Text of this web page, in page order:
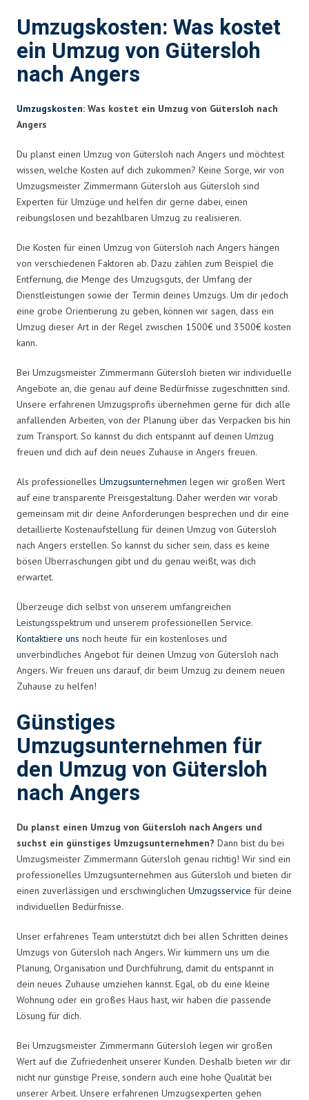
Umzugskosten: Was kostet
ein Umzug von Gütersloh
nach Angers
Umzugskosten: Was kostet ein Umzug von Gütersloh nach
Angers
Du planst einen Umzug von Gütersloh nach Angers und möchtest
wissen, welche Kosten auf dich zukommen? Keine Sorge, wir von
Umzugsmeister Zimmermann Gütersloh aus Gütersloh sind
Experten für Umzüge und helfen dir gerne dabei, einen
reibungslosen und bezahlbaren Umzug zu realisieren.
Die Kosten für einen Umzug von Gütersloh nach Angers hängen
von verschiedenen Faktoren ab. Dazu zählen zum Beispiel die
Entfernung, die Menge des Umzugsguts, der Umfang der
Dienstleistungen sowie der Termin deines Umzugs. Um dir jedoch
eine grobe Orientierung zu geben, können wir sagen, dass ein
Umzug dieser Art in der Regel zwischen 1500€ und 3500€ kosten
kann.
Bei Umzugsmeister Zimmermann Gütersloh bieten wir individuelle
Angebote an, die genau auf deine Bedürfnisse zugeschnitten sind.
Unsere erfahrenen Umzugsprofis übernehmen gerne für dich alle
anfallenden Arbeiten, von der Planung über das Verpacken bis hin
zum Transport. So kannst du dich entspannt auf deinen Umzug
freuen und dich auf dein neues Zuhause in Angers freuen.
Als professionelles Umzugsunternehmen legen wir großen Wert
auf eine transparente Preisgestaltung. Daher werden wir vorab
gemeinsam mit dir deine Anforderungen besprechen und dir eine
detaillierte Kostenaufstellung für deinen Umzug von Gütersloh
nach Angers erstellen. So kannst du sicher sein, dass es keine
bösen Überraschungen gibt und du genau weißt, was dich
erwartet.
Überzeuge dich selbst von unserem umfangreichen
Leistungsspektrum und unserem professionellen Service.
Kontaktiere uns noch heute für ein kostenloses und
unverbindliches Angebot für deinen Umzug von Gütersloh nach
Angers. Wir freuen uns darauf, dir beim Umzug zu deinem neuen
Zuhause zu helfen!
Günstiges
Umzugsunternehmen für
den Umzug von Gütersloh
nach Angers
Du planst einen Umzug von Gütersloh nach Angers und
suchst ein günstiges Umzugsunternehmen? Dann bist du bei
Umzugsmeister Zimmermann Gütersloh genau richtig! Wir sind ein
professionelles Umzugsunternehmen aus Gütersloh und bieten dir
einen zuverlässigen und erschwinglichen Umzugsservice für deine
individuellen Bedürfnisse.
Unser erfahrenes Team unterstützt dich bei allen Schritten deines
Umzugs von Gütersloh nach Angers. Wir kümmern uns um die
Planung, Organisation und Durchführung, damit du entspannt in
dein neues Zuhause umziehen kannst. Egal, ob du eine kleine
Wohnung oder ein großes Haus hast, wir haben die passende
Lösung für dich.
Bei Umzugsmeister Zimmermann Gütersloh legen wir großen
Wert auf die Zufriedenheit unserer Kunden. Deshalb bieten wir dir
nicht nur günstige Preise, sondern auch eine hohe Qualität bei
unserer Arbeit. Unsere erfahrenen Umzugsexperten gehen